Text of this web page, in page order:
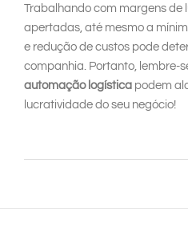
Trabalhando com margens de
apertadas, até mesmo a
e redução de custos pode
companhia. Portanto, lembre-
automação logística podem
lucratividade do seu negócio!